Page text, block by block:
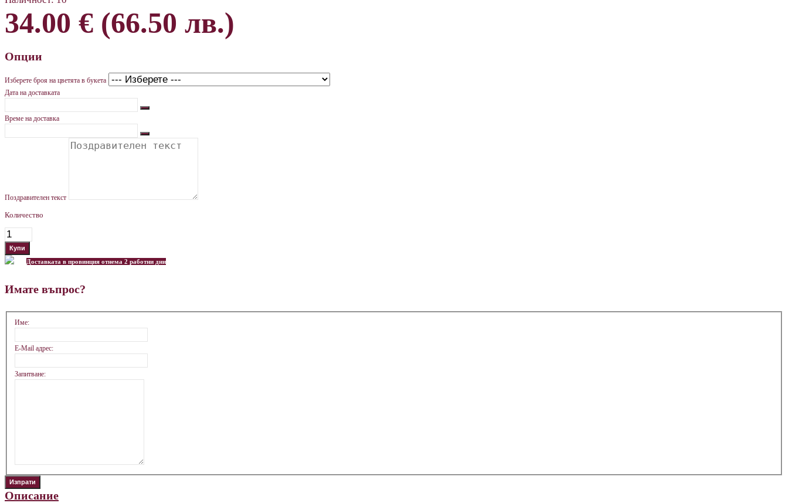
34.00 € (66.50 лв.)
Опции
Изберете броя на цветята в букета
Дата на доставката
Време на доставка
Поздравителен текст
Количество
Доставката в провинция отнема 2 работни дни
Имате въпрос?
Име:
E-Mail адрес:
Запитване:
Описание